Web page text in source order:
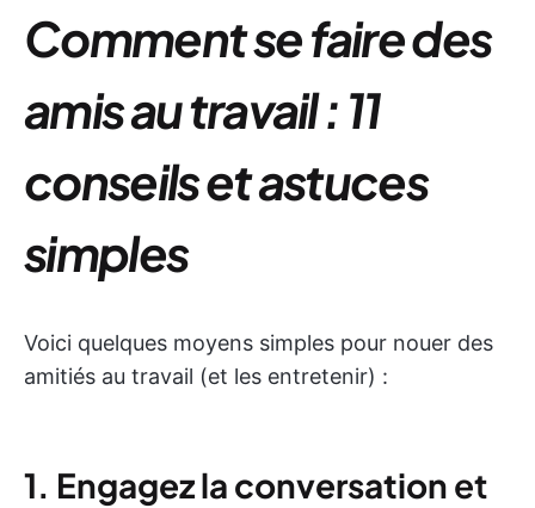
Comment se faire des
amis au travail : 11
conseils et astuces
simples
Voici quelques moyens simples pour nouer des
amitiés au travail (et les entretenir) :
1. Engagez la conversation et